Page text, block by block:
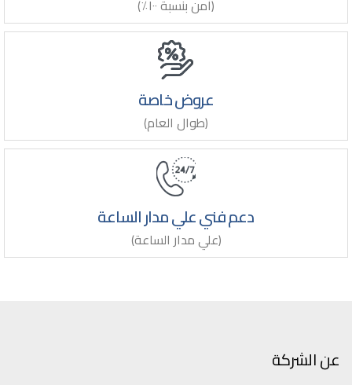
(آمن بنسبة ١٠٠٪)
عروض خاصة
(طوال العام)
دعم فني علي مدار الساعة
(علي مدار الساعة)
عن الشركة